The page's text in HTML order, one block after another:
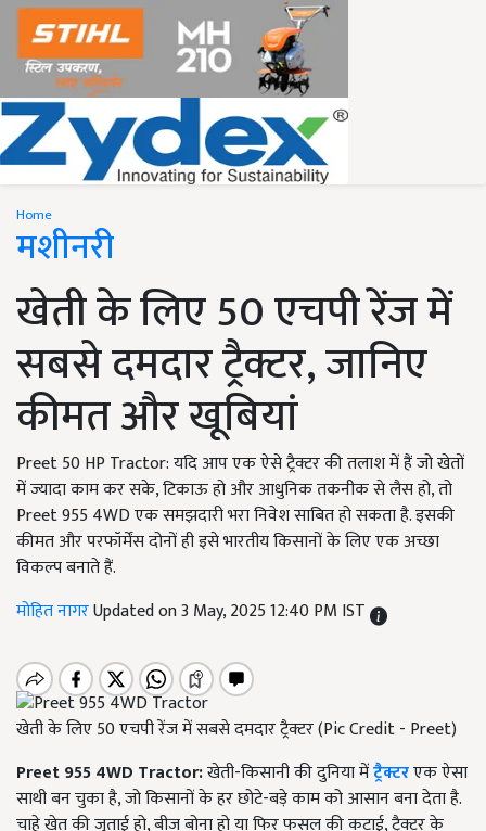
Home
मशीनरी
खेती के लिए 50 एचपी रेंज में
सबसे दमदार ट्रैक्टर, जानिए
कीमत और खूबियां
Preet 50 HP Tractor: यदि आप एक ऐसे ट्रैक्टर की तलाश में हैं जो खेतों
में ज्यादा काम कर सके, टिकाऊ हो और आधुनिक तकनीक से लैस हो, तो
Preet 955 4WD एक समझदारी भरा निवेश साबित हो सकता है. इसकी
कीमत और परफॉर्मेंस दोनों ही इसे भारतीय किसानों के लिए एक अच्छा
विकल्प बनाते हैं.
मोहित नागरUpdated on 3 May, 2025 12:40 PM IST
खेती के लिए 50 एचपी रेंज में सबसे दमदार ट्रैक्टर (Pic Credit - Preet)
Preet 955 4WD Tractor:खेती-किसानी की दुनिया मेंट्रैक्टरएक ऐसा
साथी बन चुका है, जो किसानों के हर छोटे-बड़े काम को आसान बना देता है.